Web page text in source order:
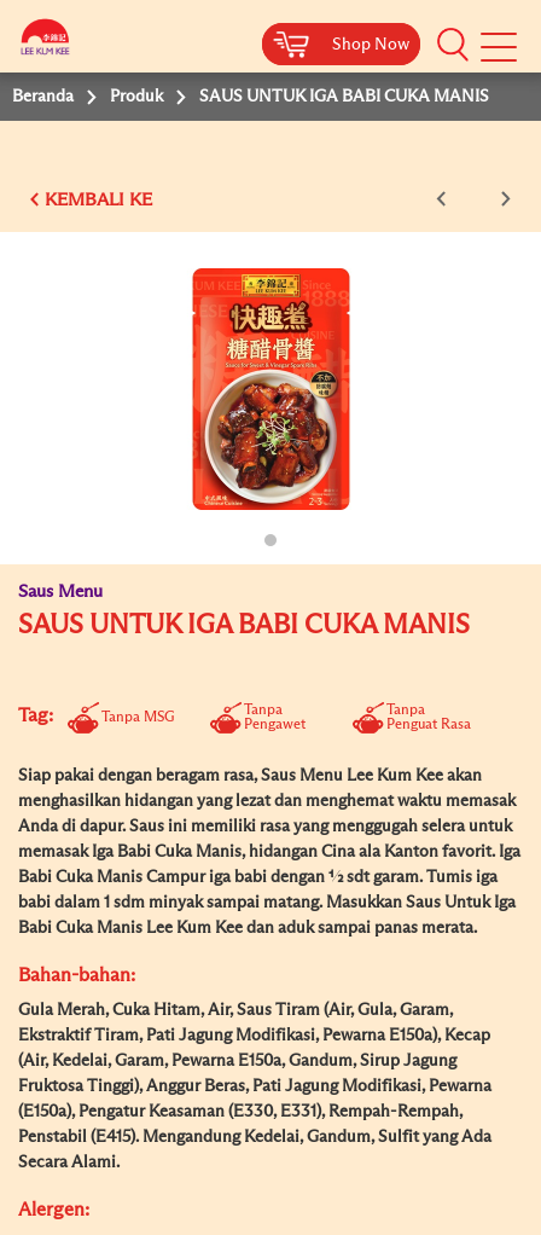
Shop Now
Shop Now
Beranda Produk SAUS UNTUK IGA BABI CUKA MANIS
KEMBALI KE
Saus Menu
SAUS UNTUK IGA BABI CUKA MANIS
Tag: Tanpa MSG
Tanpa
Pengawet
Tanpa
Penguat Rasa
Siap pakai dengan beragam rasa, Saus Menu Lee Kum Kee akan
menghasilkan hidangan yang lezat dan menghemat waktu memasak
Anda di dapur. Saus ini memiliki rasa yang menggugah selera untuk
memasak Iga Babi Cuka Manis, hidangan Cina ala Kanton favorit. Iga
Babi Cuka Manis Campur iga babi dengan ½ sdt garam. Tumis iga
babi dalam 1 sdm minyak sampai matang. Masukkan Saus Untuk Iga
Babi Cuka Manis Lee Kum Kee dan aduk sampai panas merata.
Bahan-bahan:
Gula Merah, Cuka Hitam, Air, Saus Tiram (Air, Gula, Garam,
Ekstraktif Tiram, Pati Jagung Modifikasi, Pewarna E150a), Kecap
(Air, Kedelai, Garam, Pewarna E150a, Gandum, Sirup Jagung
Fruktosa Tinggi), Anggur Beras, Pati Jagung Modifikasi, Pewarna
(E150a), Pengatur Keasaman (E330, E331), Rempah-Rempah,
Penstabil (E415). Mengandung Kedelai, Gandum, Sulfit yang Ada
Secara Alami.
Alergen: